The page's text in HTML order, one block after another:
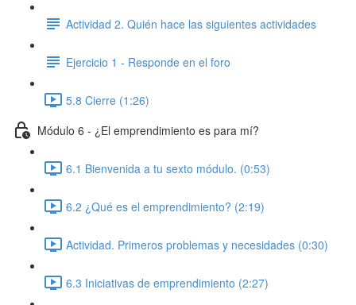
Actividad 2. Quién hace las siguientes actividades
Ejercicio 1 - Responde en el foro
5.8 Cierre (1:26)
Módulo 6 - ¿El emprendimiento es para mí?
6.1 Bienvenida a tu sexto módulo. (0:53)
6.2 ¿Qué es el emprendimiento? (2:19)
Actividad. Primeros problemas y necesidades (0:30)
6.3 Iniciativas de emprendimiento (2:27)